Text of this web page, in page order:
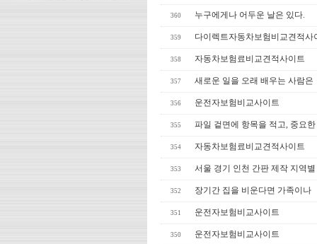
360 누구에게나 어두운 날은 있다.
359 다이렉트자동차보험비교견적사
358 자동차보험료비교견적사이트
357 새로운 일을 오래 배우는 사람은
356 운전자보험비교사이트
355 파일 겉면에 항목을 적고, 중요
354 자동차보험료비교견적사이트
353 서울 경기 인천 간판 제작 지역
352 장기간 집을 비운다면 가족이나
351 운전자보험비교사이트
350 운전자보험비교사이트